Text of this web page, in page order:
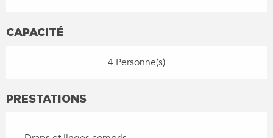
CAPACITÉ
4 Personne(s)
PRESTATIONS